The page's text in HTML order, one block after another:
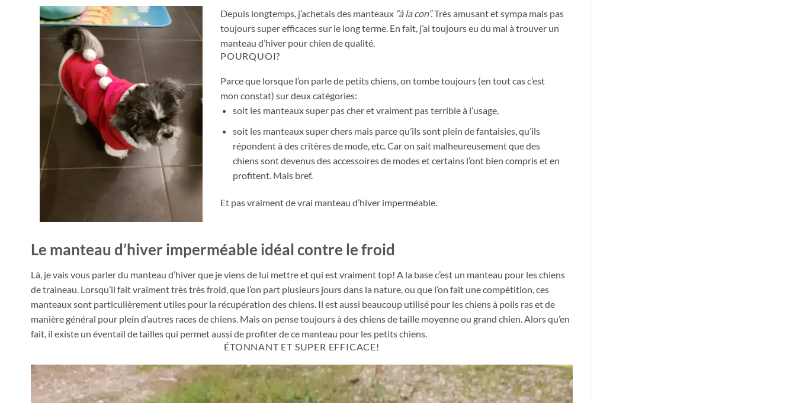
Depuis longtemps, j’achetais des manteaux “à la con”.Très amusant et sympa mais pas
toujours super efficaces sur le long terme. En fait, j’ai toujours eu du mal à trouver un
manteau d’hiver pour chien de qualité.
POURQUOI?
Parce que lorsque l’on parle de petits chiens, on tombe toujours (en tout cas c’est
mon constat) sur deux catégories:
soit les manteaux super pas cher et vraiment pas terrible à l’usage,
soit les manteaux super chers mais parce qu’ils sont plein de fantaisies, qu’ils
répondent à des critères de mode, etc. Car on sait malheureusement que des
chiens sont devenus des accessoires de modes et certains l’ont bien compris et en
profitent. Mais bref.
Et pas vraiment de vrai manteau d’hiver imperméable.
Le manteau d’hiver imperméable idéal contre le froid
Là, je vais vous parler du manteau d’hiver que je viens de lui mettre et qui est vraiment top! A la base c’est un manteau pour les chiens
de traineau. Lorsqu’il fait vraiment très très froid, que l’on part plusieurs jours dans la nature, ou que l’on fait une compétition, ces
manteaux sont particulièrement utiles pour la récupération des chiens. Il est aussi beaucoup utilisé pour les chiens à poils ras et de
manière général pour plein d’autres races de chiens. Mais on pense toujours à des chiens de taille moyenne ou grand chien. Alors qu’en
fait, il existe un éventail de tailles qui permet aussi de profiter de ce manteau pour les petits chiens.
ÉTONNANT ET SUPER EFFICACE!